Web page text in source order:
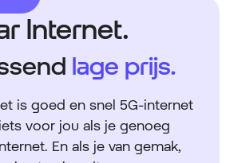
Internet.
lage prijs.
is goed en snel 5G-internet
voor jou als je genoeg
En als je van gemak,